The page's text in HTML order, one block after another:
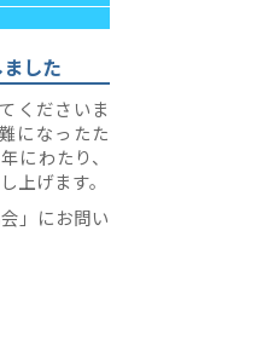
した
くださいま
になったた
にわたり、
上げます。
」にお問い